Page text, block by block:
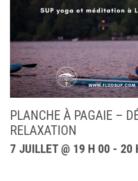
PLANCHE À PAGAIE –
RELAXATION
7 JUILLET @ 19 H 00 - 20